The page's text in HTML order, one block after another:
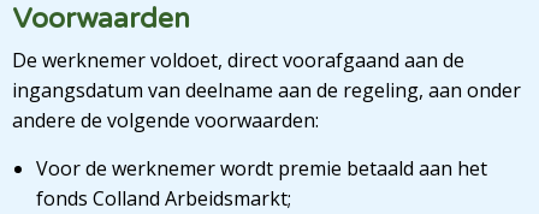
Voorwaarden
De werknemer voldoet, direct voorafgaand aan de
ingangsdatum van deelname aan de regeling, aan onder
andere de volgende voorwaarden:
Voor de werknemer wordt premie betaald aan het
fonds Colland Arbeidsmarkt;